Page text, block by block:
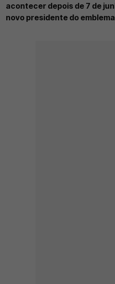
acontecer depois de 7 de
novo presidente do